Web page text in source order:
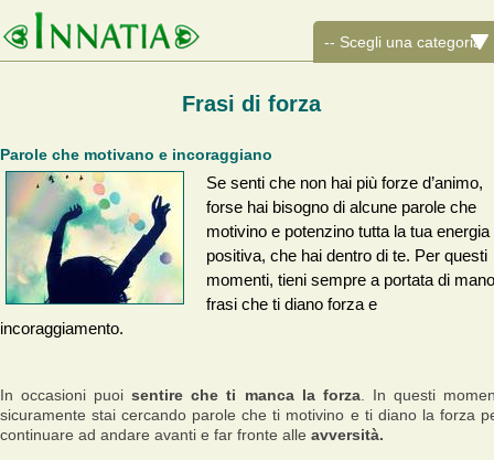
Frasi di forza
Parole che motivano e incoraggiano
Se senti che non hai più forze d’animo,
forse hai bisogno di alcune parole che
motivino e potenzino tutta la tua energia
positiva, che hai dentro di te. Per questi
momenti, tieni sempre a portata di mano
frasi che ti diano forza e
incoraggiamento.
In occasioni puoisentire che ti manca la forza. In questi
sicuramente stai cercando parole che ti motivino e ti diano la forza
continuare ad andare avanti e far fronte alle avversità.